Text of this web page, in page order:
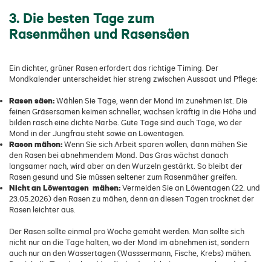
3. Die besten Tage zum
Rasenmähen und Rasensäen
Ein dichter, grüner Rasen erfordert das richtige Timing. Der
Mondkalender unterscheidet hier streng zwischen Aussaat und Pflege:
Rasen säen:Wählen Sie Tage, wenn der Mond im zunehmen ist. Die
feinen Gräsersamen keimen schneller, wachsen kräftig in die Höhe und
bilden rasch eine dichte Narbe. Gute Tage sind auch Tage, wo der
Mond in der Jungfrau steht sowie an Löwentagen.
Rasen mähen:Wenn Sie sich Arbeit sparen wollen, dann mähen Sie
den Rasen bei abnehmendem Mond. Das Gras wächst danach
langsamer nach, wird aber an den Wurzeln gestärkt. So bleibt der
Rasen gesund und Sie müssen seltener zum Rasenmäher greifen.
Nicht an Löwentagen mähen:Vermeiden Sie an Löwentagen (22. und
23.05.2026) den Rasen zu mähen, denn an diesen Tagen trocknet der
Rasen leichter aus.
Der Rasen sollte einmal pro Woche gemäht werden. Man sollte sich
nicht nur an die Tage halten, wo der Mond im abnehmen ist, sondern
auch nur an den Wassertagen (Wasssermann, Fische, Krebs) mähen.